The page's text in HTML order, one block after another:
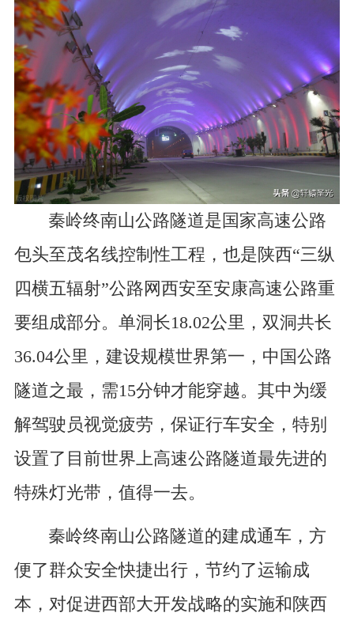
秦岭终南山公路隧道是国家高速公路
包头至茂名线控制性工程，也是陕西“三纵
四横五辐射”公路网西安至安康高速公路重
要组成部分。单洞长18.02公里，双洞共长
36.04公里，建设规模世界第一，中国公路
隧道之最，需15分钟才能穿越。其中为缓
解驾驶员视觉疲劳，保证行车安全，特别
设置了目前世界上高速公路隧道最先进的
特殊灯光带，值得一去。
秦岭终南山公路隧道的建成通车，方
便了群众安全快捷出行，节约了运输成
本，对促进西部大开发战略的实施和陕西